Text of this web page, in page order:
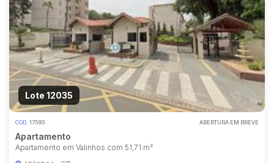
Lote 12035
COD. 17593 ABERTURA EM BREVE
Apartamento
Apartamento em Valinhos com 51,71 m²